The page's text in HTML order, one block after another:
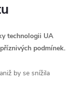
technologii UA
podmínek.
by se snížila